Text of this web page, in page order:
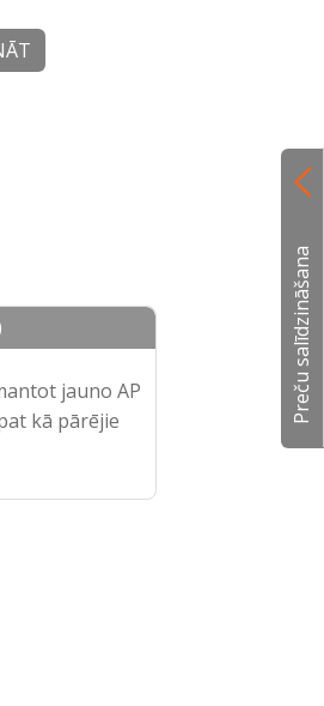
Preču salīdzināšana
jauno AP
kā pārējie